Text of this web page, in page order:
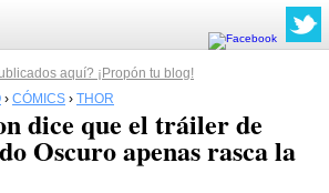
aquí? ¡Propón tu blog!
› CÓMICS › THOR
dice que el tráiler de
Oscuro apenas rasca la